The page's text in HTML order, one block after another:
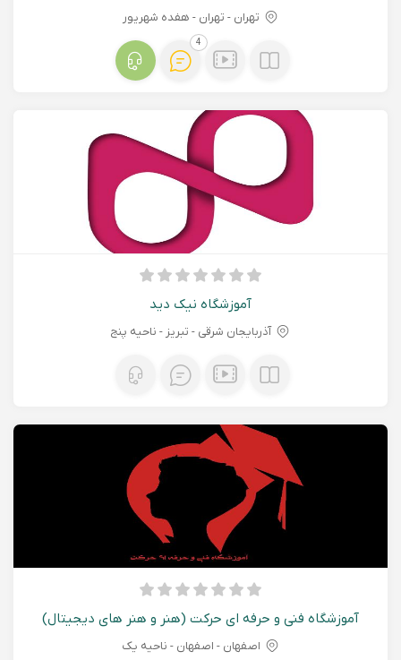
تهران - تهران - هفده شهریور
4
آموزشگاه نیک دید
آذربایجان شرقی - تبريز - ناحیه پنج
آموزشگاه فنی و حرفه ای حرکت (هنر و هنر های دیجیتال)
اصفهان - اصفهان - ناحیه یک